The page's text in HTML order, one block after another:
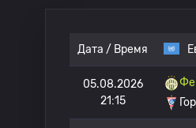
Дата / Время
05.08.2026
21:15